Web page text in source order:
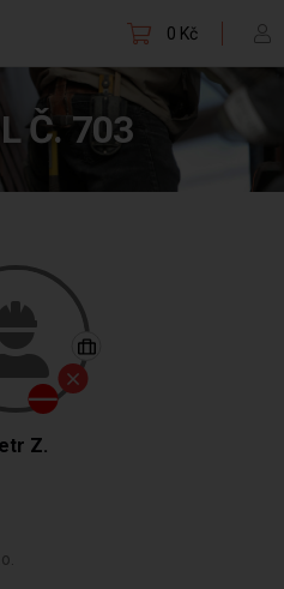
0 Kč
Č. 703
Z.